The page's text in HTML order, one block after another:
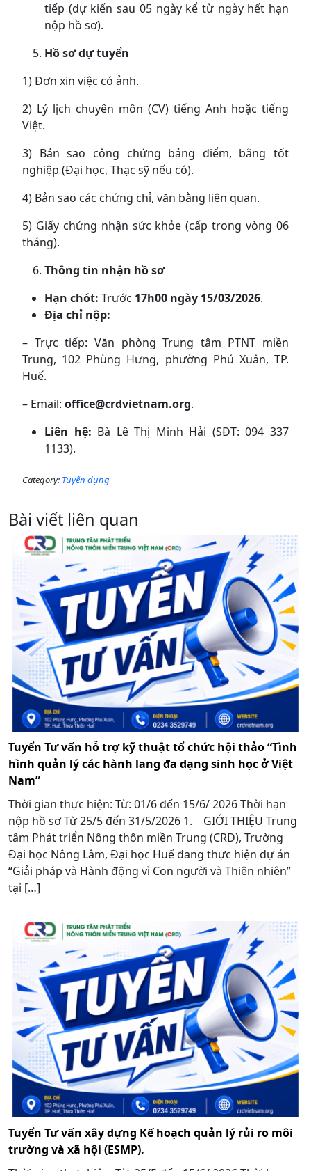
tiếp (dự kiến sau 05 ngày kể từ ngày hết hạn
nộp hồ sơ).
Hồ sơ dự tuyển
1) Đơn xin việc có ảnh.
2) Lý lịch chuyên môn (CV) tiếng Anh hoặc tiếng
Việt.
3) Bản sao công chứng bảng điểm, bằng tốt
nghiệp (Đại học, Thạc sỹ nếu có).
4) Bản sao các chứng chỉ, văn bằng liên quan.
5) Giấy chứng nhận sức khỏe (cấp trong vòng 06
tháng).
Thông tin nhận hồ sơ
Hạn chót: Trước 17h00 ngày 15/03/2026.
Địa chỉ nộp:
– Trực tiếp: Văn phòng Trung tâm PTNT miền
Trung, 102 Phùng Hưng, phường Phú Xuân, TP.
Huế.
– Email: office@crdvietnam.org.
Liên hệ: Bà Lê Thị Minh Hải (SĐT: 094 337
1133).
Category: Tuyển dụng
Bài viết liên quan
Tuyển Tư vấn hỗ trợ kỹ thuật tổ chức hội thảo “Tình
hình quản lý các hành lang đa dạng sinh học ở Việt
Nam”
Thời gian thực hiện: Từ: 01/6 đến 15/6/ 2026 Thời hạn
nộp hồ sơ Từ 25/5 đến 31/5/2026 1. GIỚI THIỆU Trung
tâm Phát triển Nông thôn miền Trung (CRD), Trường
Đại học Nông Lâm, Đại học Huế đang thực hiện dự án
“Giải pháp và Hành động vì Con người và Thiên nhiên”
tại […]
Tuyển Tư vấn xây dựng Kế hoạch quản lý rủi ro môi
trường và xã hội (ESMP).